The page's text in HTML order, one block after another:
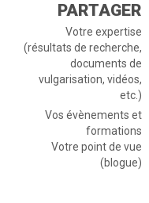
PARTAGER
Votre expertise
(résultats de recherche,
documents de
vulgarisation, vidéos,
etc.)
Vos évènements et
formations
Votre point de vue
(blogue)